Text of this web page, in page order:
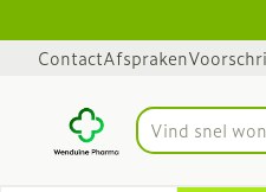
ContactAfspraken
Product,
Vind snel w